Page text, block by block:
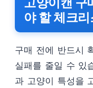
야 할 체크
구매 전에 반드시
실패를 줄일 수 있
과 고양이 특성을